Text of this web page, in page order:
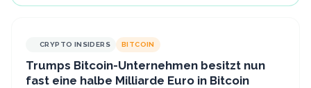
CRYPTO INSIDERS BITCOIN
Trumps Bitcoin-Unternehmen besitzt nun
fast eine halbe Milliarde Euro in Bitcoin